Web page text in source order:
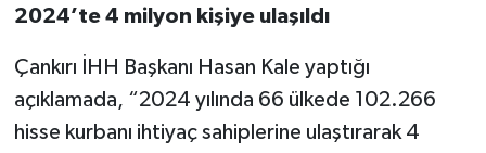
2024’te 4 milyon kişiye ulaşıldı
Çankırı İHH Başkanı Hasan Kale yaptığı
açıklamada, “2024 yılında 66 ülkede 102.266
hisse kurbanı ihtiyaç sahiplerine ulaştırarak 4